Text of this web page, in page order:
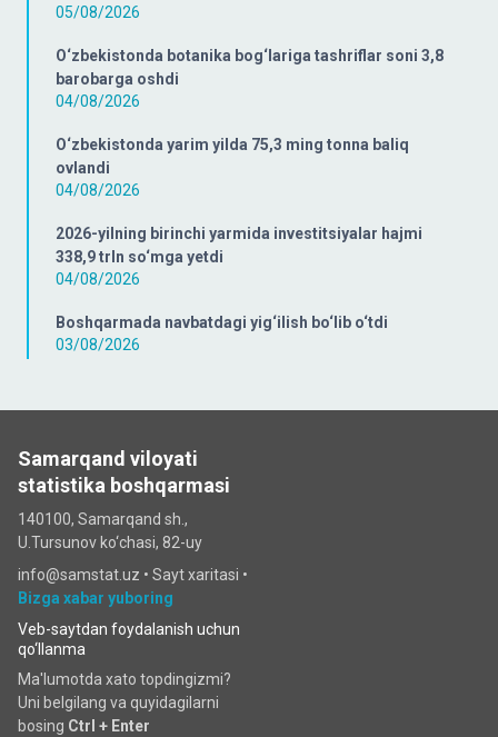
05/08/2026
O‘zbekistonda botanika bog‘lariga tashriflar soni 3,8
barobarga oshdi
04/08/2026
O‘zbekistonda yarim yilda 75,3 ming tonna baliq
ovlandi
04/08/2026
2026-yilning birinchi yarmida investitsiyalar hajmi
338,9 trln so‘mga yetdi
04/08/2026
Boshqarmada navbatdagi yig‘ilish bo‘lib o‘tdi
03/08/2026
Samarqand viloyati
statistika boshqarmasi
140100, Samarqand sh.,
U.Tursunov ko‘chаsi, 82-uy
info@samstat.uz • Sayt xaritasi •
Bizga xabar yuboring
Veb-saytdan foydalanish uchun
qo‘llanma
Ma'lumotda xato topdingizmi?
Uni belgilang va quyidagilarni
bosing Ctrl + Enter